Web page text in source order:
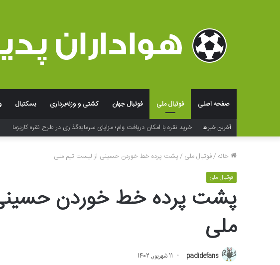
صفحه اصلی فوتبال ملی فوتبال جهان کشتی و وزنه‌برداری بسکتبال
آخرین خبرها خرید نقره با امکان دریافت وام؛ مزایای سرمایه‌گذاری در طرح نقره کاریزما
خانه /فوتبال ملی /پشت پرده خط خوردن حسینی از لیست تیم ملی
فوتبال ملی
پشت پرده خط خوردن
ملی
padidefans 11 شهریور, 1402